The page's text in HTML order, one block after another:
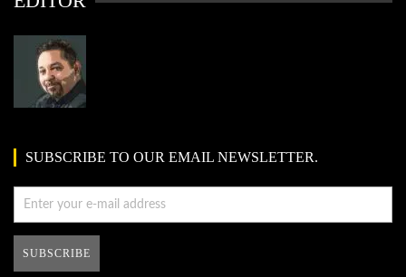
SUBSCRIBE TO OUR EMAIL NEWSLETTER.